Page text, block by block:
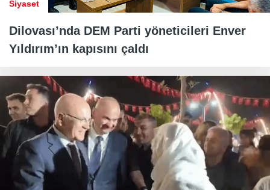
Siyaset
Dilovası’nda DEM Parti yöneticileri Enver
Yıldırım’ın kapısını çaldı